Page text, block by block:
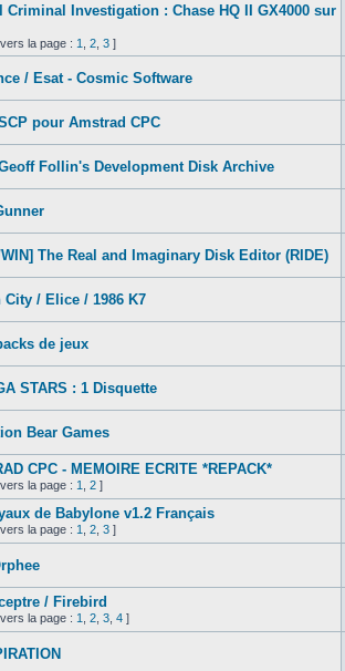
Criminal Investigation : Chase HQ II GX4000 sur
la page : 1 2 3 ]
/ Esat - Cosmic Software
pour Amstrad CPC
Follin's Development Disk Archive
WIN] The Real and Imaginary Disk Editor (RIDE)
City / Elice / 1986 K7
de jeux
STARS : 1 Disquette
Bear Games
CPC - MEMOIRE ECRITE *REPACK*
la page : 1 2 ]
de Babylone v1.2 Français
la page : 1 2 3 ]
/ Firebird
la page : 1 2 3 4 ]